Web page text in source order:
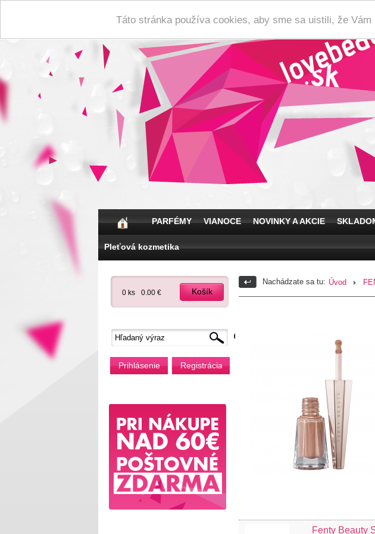
Táto stránka používa cookies, aby sme sa uistili, že
PARFÉMY VIANOCE NOVINKY A AKCIE
Pleťová kozmetika
0 ks 0.00 € Košík
Prihlásenie Registrácia
Nachádzate sa tu: Úvod
Fenty Beauty